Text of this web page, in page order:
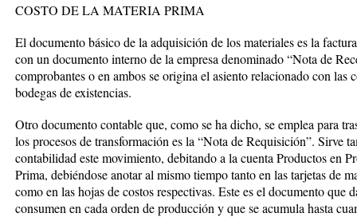
COSTO DE LA MATERIA PRIMA
El documento básico de la adquisición de los materiales es la
con un documento interno de la empresa denominado “Nota de
comprobantes o en ambos se origina el asiento relacionado con las
bodegas de existencias.
Otro documento contable que, como se ha dicho, se emplea para
los procesos de transformación es la “Nota de Requisición”. Sirve
contabilidad este movimiento, debitando a la cuenta Productos en
Prima, debiéndose anotar al mismo tiempo tanto en las tarjetas de
como en las hojas de costos respectivas. Este es el documento que
consumen en cada orden de producción y que se acumula hasta